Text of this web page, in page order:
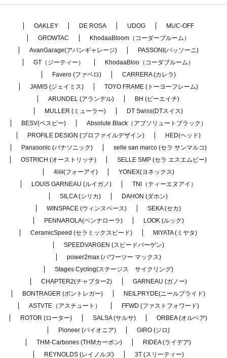
OAKLEY DE ROSA UDOG
MUC-OFF
GROWTAC
KhodaaBloom（コーダーブルーム）
AvanGarage(アバンギャレージ)
PASSONI(パッソーニ)
GT（ジーティー）
KhodaaBloo（コーダブルーム）
Favero (ファベロ)
CARRERA (カレラ)
JAMIS (ジェイミス)
TOYO FRAME (トーヨーフレーム)
ARUNDEL (アランデル)
BH (ビーエイチ)
MULLER (ミューラー)
DT Swiss(DTスイス)
BESV(ベスビー)
Absolute Black（アブソリュートブラック）
PROFILE DESIGN (プロファイルデザイン)
HED(ヘッド)
Panasonic (パナソニック)
selle san marco (セラ サンマルコ)
OSTRICH (オーストリッチ)
SELLE SMP (セラ エスエムピー)
4iiii(フォーアイ)
YONEX(ヨネックス)
LOUIS GARNEAU (ルイガノ)
TNI（ティーエヌアイ）
SILCA (シリカ)
DAHON (ダホン)
WINSPACE (ウィンスペース)
SEKA (セカ)
PENNAROLA(ペンナローラ)
LOOK (ルック)
CeramicSpeed (セラミックスピード)
MIYATA (ミヤタ)
SPEEDVARGEN (スピードバーゲン)
power2max (パワーツー マックス)
Stages Cycling(ステージス サイクリング)
CHAPTER2(チャプター2)
GARNEAU (ガノー)
BONTRAGER (ボントレガー)
NEILPRYDE(ニールプライド)
ASTVTE（アスチュート）
FFWD (ファストフォワード)
ROTOR (ローター)
SALSA (サルサ)
ORBEA (オルベア)
Pioneer (パイオニア)
GIRO (ジロ)
THM-Carbones (THMカーボン)
RIDEA (ライデア)
REYNOLDS (レイノルズ)
3T (スリーティー)